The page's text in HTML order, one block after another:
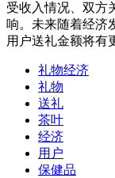
受收入情况、双方
响。未来随着经济
用户送礼金额将有
礼物经济
礼物
送礼
茶叶
经济
用户
保健品